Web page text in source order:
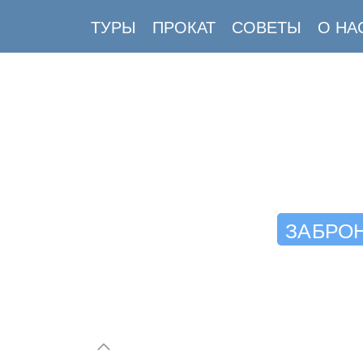
ТУРЫ ПРОКАТ СОВЕТЫ О